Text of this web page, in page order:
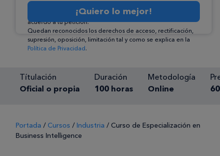
el
hacerle llegar la mejor oferta de productos y servicios de
acuerdo a tu petición.
Quedan reconocidos los derechos de acceso, rectificación,
supresión, oposición, limitación tal y como se explica en la
Política de Privacidad.
¡Quiero lo mejor!
Títulación
Oficial o propia
Duración
100 horas
Metodología
Online
Portada / Cursos / Industria / Curso de Especialización en
Business Intelligence